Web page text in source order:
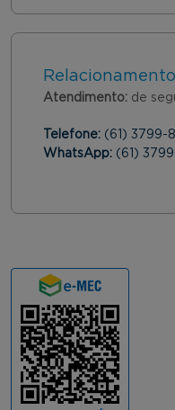
Atendimento: de
Telefone: (61) 3799-
WhatsApp: (61)